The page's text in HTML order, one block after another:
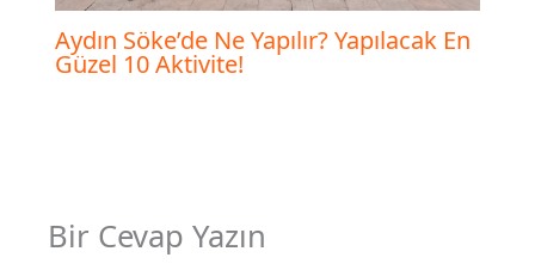
Aydın Söke’de Ne Yapılır? Yapılacak En
Güzel 10 Aktivite!
Bir Cevap Yazın